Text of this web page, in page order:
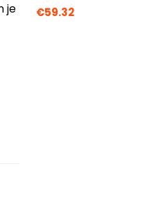
je
€59.32